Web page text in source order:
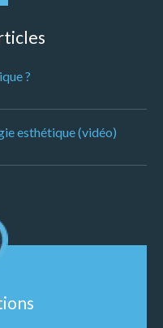
?
esthétique (vidéo)